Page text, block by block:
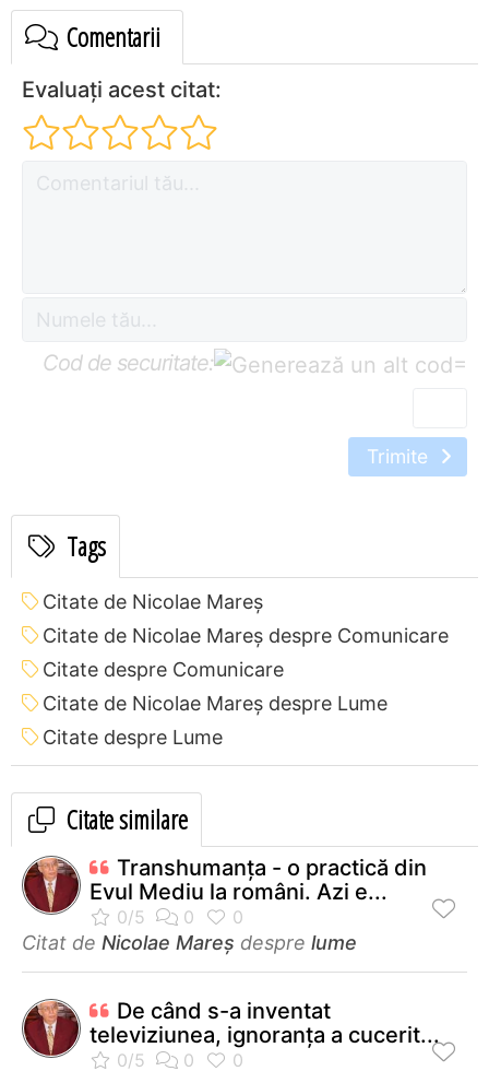
Comentarii
Evaluați acest citat:
Cod de securitate: =
Trimite
Tags
Citate de Nicolae Mareș
Citate de Nicolae Mareș despre Comunicare
Citate despre Comunicare
Citate de Nicolae Mareș despre Lume
Citate despre Lume
Citate similare
Transhumanţa - o practică din
Evul Mediu la români. Azi e...
Citat de Nicolae Mareș despre lume
De când s-a inventat
televiziunea, ignoranța a cucerit...